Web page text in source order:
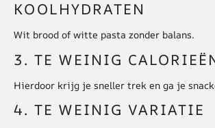
KOOLHYDRATEN
Wit brood of witte pasta zonder balans.
3. TE WEINIG
Hierdoor krijg je sneller trek en ga je
4. TE WEINIG VARIATIE